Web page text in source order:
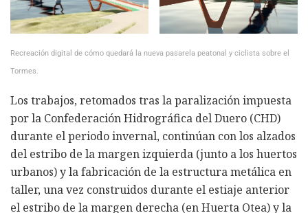
Recreación digital de cómo quedará la nueva pasarela peatonal y ciclista sobre el
Tormes.
Los trabajos, retomados tras la paralización impuesta
por la Confederación Hidrográfica del Duero (CHD)
durante el periodo invernal, continúan con los alzados
del estribo de la margen izquierda (junto a los huertos
urbanos) y la fabricación de la estructura metálica en
taller, una vez construidos durante el estiaje anterior
el estribo de la margen derecha (en Huerta Otea) y la